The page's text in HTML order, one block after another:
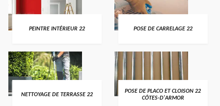
PEINTRE INTÉRIEUR 22 POSE DE CARRELAGE 22
NETTOYAGE DE TERRASSE 22
POSE DE PLACO ET CLOISON 22
CÔTES-D'ARMOR